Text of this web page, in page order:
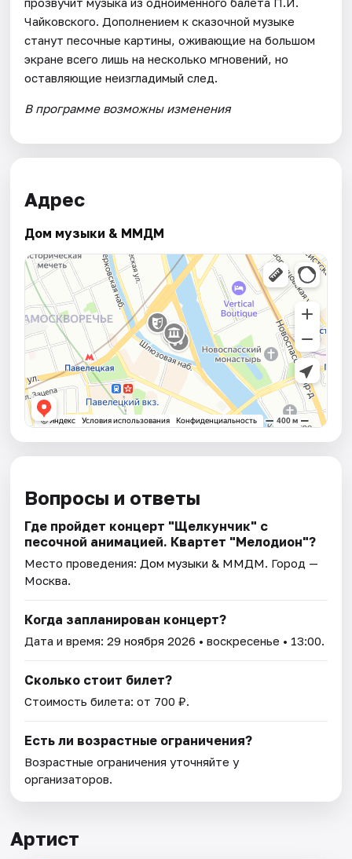
Чайковского. Дополнением к сказочной музыке
станут песочные картины, оживающие на большом
экране всего лишь на несколько мгновений, но
оставляющие неизгладимый след.
В программе возможны изменения
Адрес
Дом музыки & ММДМ
Вопросы и ответы
Где пройдет концерт "Щелкунчик" с
песочной анимацией. Квартет "Мелодион"?
Место проведения: Дом музыки & ММДМ. Город —
Москва.
Когда запланирован концерт?
Дата и время:29 ноября 2026 • воскресенье • 13:00.
Сколько стоит билет?
Стоимость билета: от 700 ₽.
Есть ли возрастные ограничения?
Возрастные ограничения уточняйте у
организаторов.
Артист